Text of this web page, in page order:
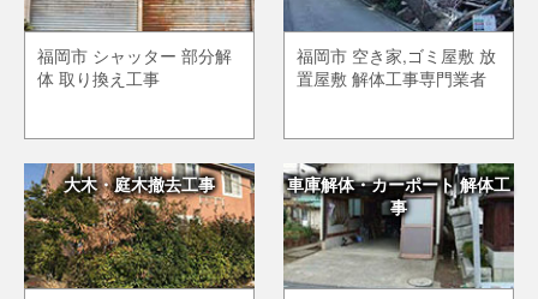
福岡市 シャッター 部分解
体 取り換え工事
福岡市 空き家,ゴミ屋敷 放
置屋敷 解体工事専門業者
大木・庭木撤去工事
車庫解体・カーポート 解体工
事